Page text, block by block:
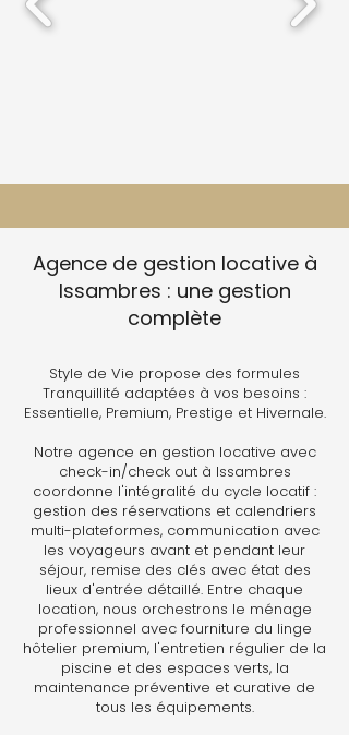
Agence de gestion locative à
Issambres : une gestion
complète
Style de Vie propose des formules
Tranquillité adaptées à vos besoins :
Essentielle, Premium, Prestige et Hivernale.
Notre agence en gestion locative avec
check-in/check out à Issambres
coordonne l'intégralité du cycle locatif :
gestion des réservations et calendriers
multi-plateformes, communication avec
les voyageurs avant et pendant leur
séjour, remise des clés avec état des
lieux d'entrée détaillé. Entre chaque
location, nous orchestrons le ménage
professionnel avec fourniture du linge
hôtelier premium, l'entretien régulier de la
piscine et des espaces verts, la
maintenance préventive et curative de
tous les équipements.